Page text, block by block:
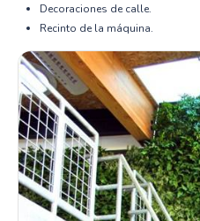
Decoraciones de calle.
Recinto de la máquina.